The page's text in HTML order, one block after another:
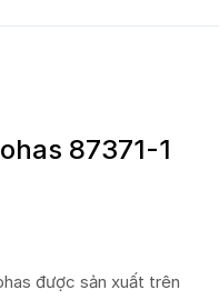
87371-1
được sản xuất trên